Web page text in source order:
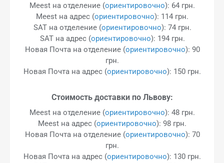
Meest на отделение (ориентировочно): 64 грн.
Meest на адрес (ориентировочно): 114 грн.
SAT на отделение (ориентировочно): 74 грн.
SAT на адрес (ориентировочно): 194 грн.
Новая Почта на отделение (ориентировочно): 90
грн.
Новая Почта на адрес (ориентировочно): 150 грн.
Стоимость доставки по Львову:
Meest на отделение (ориентировочно): 48 грн.
Meest на адрес (ориентировочно): 98 грн.
Новая Почта на отделение (ориентировочно): 70
грн.
Новая Почта на адрес (ориентировочно): 130 грн.